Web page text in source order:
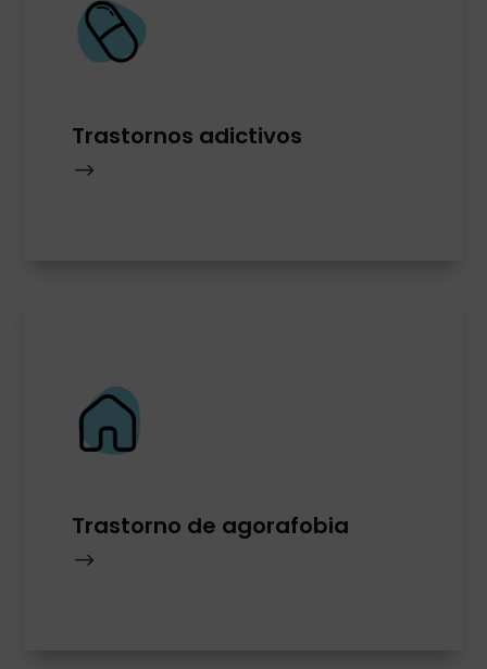
Trastornos adictivos
$
Trastorno de agorafobia
$